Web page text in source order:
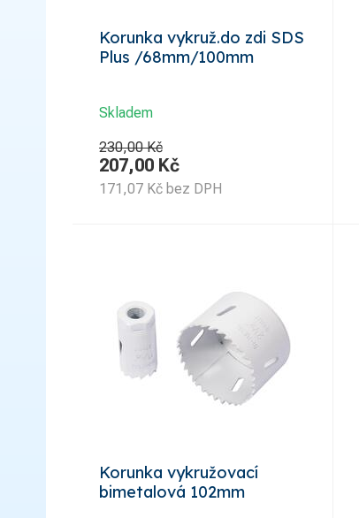
Korunka vykruž.do zdi SDS
Plus /68mm/100mm
Skladem
230,00 Kč
207,00 Kč
171,07 Kč bez DPH
Korunka vykružovací
bimetalová 102mm